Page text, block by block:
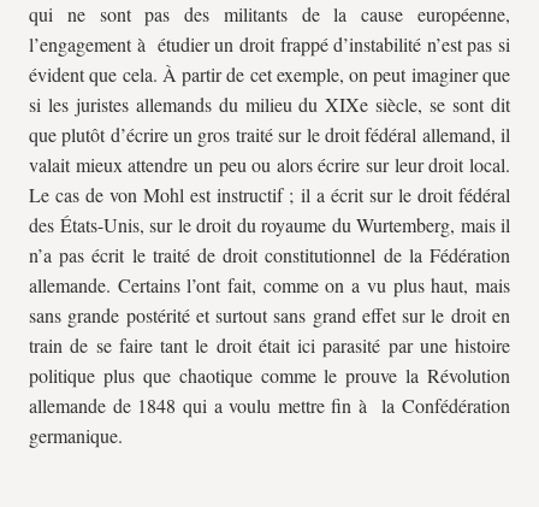
qui ne sont pas des militants de la cause européenne,
l’engagement à étudier un droit frappé d’instabilité n’est pas si
évident que cela. À partir de cet exemple, on peut imaginer que
si les juristes allemands du milieu du XIXe siècle, se sont dit
que plutôt d’écrire un gros traité sur le droit fédéral allemand, il
valait mieux attendre un peu ou alors écrire sur leur droit local.
Le cas de von Mohl est instructif ; il a écrit sur le droit fédéral
des États-Unis, sur le droit du royaume du Wurtemberg, mais il
n’a pas écrit le traité de droit constitutionnel de la Fédération
allemande. Certains l’ont fait, comme on a vu plus haut, mais
sans grande postérité et surtout sans grand effet sur le droit en
train de se faire tant le droit était ici parasité par une histoire
politique plus que chaotique comme le prouve la Révolution
allemande de 1848 qui a voulu mettre fin à la Confédération
germanique.